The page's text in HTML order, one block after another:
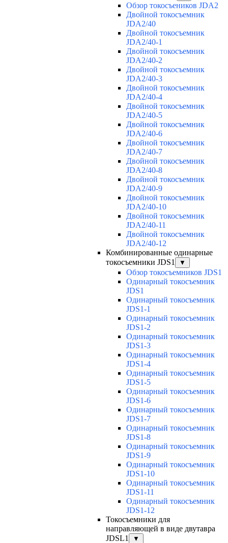
Обзор токосъеников JDA2
Двойной токосъемник
JDA2/40
Двойной токосъемник
JDA2/40-1
Двойной токосъемник
JDA2/40-2
Двойной токосъемник
JDA2/40-3
Двойной токосъемник
JDA2/40-4
Двойной токосъемник
JDA2/40-5
Двойной токосъемник
JDA2/40-6
Двойной токосъемник
JDA2/40-7
Двойной токосъемник
JDA2/40-8
Двойной токосъемник
JDA2/40-9
Двойной токосъемник
JDA2/40-10
Двойной токосъемник
JDA2/40-11
Двойной токосъемник
JDA2/40-12
Комбинированные одинарные
токосъемники JDS1
▼
Обзор токосъемников JDS1
Одинарный токосъемник
JDS1
Одинарный токосъемник
JDS1-1
Одинарный токосъемник
JDS1-2
Одинарный токосъемник
JDS1-3
Одинарный токосъемник
JDS1-4
Одинарный токосъемник
JDS1-5
Одинарный токосъемник
JDS1-6
Одинарный токосъемник
JDS1-7
Одинарный токосъемник
JDS1-8
Одинарный токосъемник
JDS1-9
Одинарный токосъемник
JDS1-10
Одинарный токосъемник
JDS1-11
Одинарный токосъемник
JDS1-12
Токосъемники для
направляющей в виде двутавра
JDSL1
▼